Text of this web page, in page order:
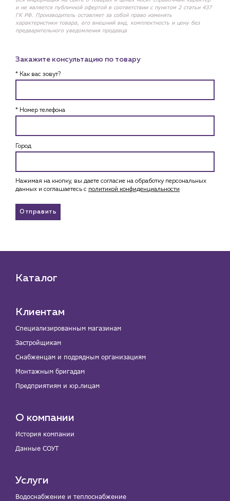
и не является публичной офертой в соответствии с пунктом 2 статьи 437
ГК РФ. Производитель оставляет за собой право изменять
характеристики товара, его внешний вид, комплектность и цену без
предварительного уведомления продавца
Закажите консультацию по товару
* Как вас зовут?
* Номер телефона
Город
Нажимая на кнопку, вы даете согласие на обработку персональных
данных и соглашаетесь c политикой конфиденциальности
Отправить
Каталог
Клиентам
Специализированным магазинам
Застройщикам
Снабженцам и подрядным организациям
Монтажным бригадам
Предприятиям и юр.лицам
О компании
История компании
Данные СОУТ
Услуги
Водоснабжение и теплоснабжение